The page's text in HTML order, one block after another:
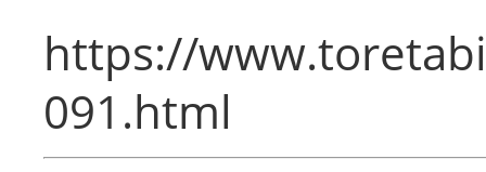
https://
091.html